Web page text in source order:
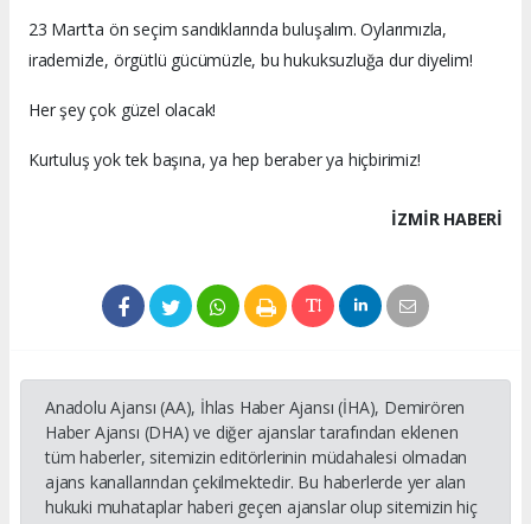
23 Mart’ta ön seçim sandıklarında buluşalım. Oylarımızla,
irademizle, örgütlü gücümüzle, bu hukuksuzluğa dur diyelim!
Her şey çok güzel olacak!
Kurtuluş yok tek başına, ya hep beraber ya hiçbirimiz!
İZMIR HABERİ
Anadolu Ajansı (AA), İhlas Haber Ajansı (İHA), Demirören
Haber Ajansı (DHA) ve diğer ajanslar tarafından eklenen
tüm haberler, sitemizin editörlerinin müdahalesi olmadan
ajans kanallarından çekilmektedir. Bu haberlerde yer alan
hukuki muhataplar haberi geçen ajanslar olup sitemizin hiç